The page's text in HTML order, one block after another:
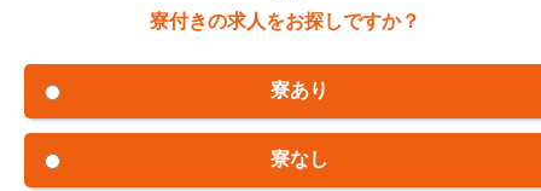
寮付きの求人をお探しですか？
寮あり
寮なし